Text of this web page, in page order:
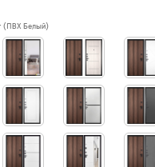
(ПВХ Белый)